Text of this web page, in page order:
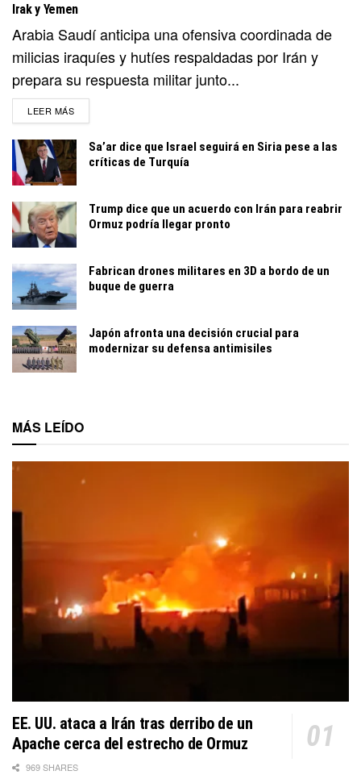
Irak y Yemen
Arabia Saudí anticipa una ofensiva coordinada de
milicias iraquíes y hutíes respaldadas por Irán y
prepara su respuesta militar junto...
LEER MÁSDETAILS
Sa’ar dice que Israel seguirá en Siria pese a las
críticas de Turquía
Trump dice que un acuerdo con Irán para reabrir
Ormuz podría llegar pronto
Fabrican drones militares en 3D a bordo de un
buque de guerra
Japón afronta una decisión crucial para
modernizar su defensa antimisiles
MÁS LEÍDO
EE. UU. ataca a Irán tras derribo de un
Apache cerca del estrecho de Ormuz
969 SHARES